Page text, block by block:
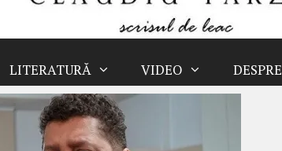
LITERATURĂ VIDEO DESPRE